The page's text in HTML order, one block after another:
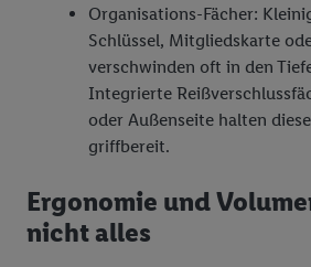
Organisations-Fächer:
Schlüssel, Mitgliedskarte
verschwinden oft in den
Integrierte
oder Außenseite halten
griffbereit.
Ergonomie und
nicht alles